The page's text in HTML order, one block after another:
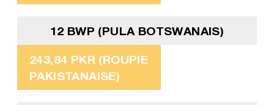
12 BWP (PULA BOTSWANAIS)
243,84 PKR (ROUPIE
PAKISTANAISE)